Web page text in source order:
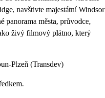
navštivte majestátní Windsor
panorama města, průvodce,
živý filmový plátno, který
Plzeň (Transdev)